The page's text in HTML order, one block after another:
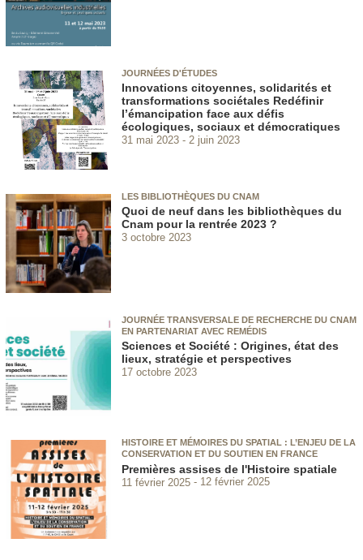
JOURNÉES D'ÉTUDES
Innovations citoyennes, solidarités et
transformations sociétales Redéfinir
l’émancipation face aux défis
écologiques, sociaux et démocratiques
31 mai 2023 2 juin 2023
LES BIBLIOTHÈQUES DU CNAM
Quoi de neuf dans les bibliothèques du
Cnam pour la rentrée 2023 ?
3 octobre 2023
JOURNÉE TRANSVERSALE DE RECHERCHE DU CNAM
EN PARTENARIAT AVEC REMÉDIS
Sciences et Société : Origines, état des
lieux, stratégie et perspectives
17 octobre 2023
HISTOIRE ET MÉMOIRES DU SPATIAL : L’ENJEU DE LA
CONSERVATION ET DU SOUTIEN EN FRANCE
Premières assises de l'Histoire spatiale
11 février 2025 12 février 2025